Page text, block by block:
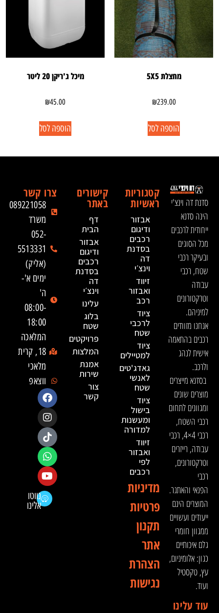
מחצלת 5X5
₪239.00
הוספה לסל
מיכל ג'ריקן 20 ליטר
₪45.00
הוספה לסל
סדנת דה וינצ'י
הינה סדנא
ייחודית לרכבים
מכל הסוגים
ובעיקר רכבי
שטח, רכבי
עבודה
וטרקטורונים
למיניהם.
אנחנו מזוודים
רכבים בהתאמה
אישית לנהג
ולרכב.
בסדנא מייצרים
מוצרים שונים
ומגוונים לתחום
רכבי השטח,
רכבי 4×4, רכבי
עבודה, רייזרים
וטרקטורונים,
רכבי
הפנאי והאתגר.
המוצרים הינם
ייעודים ועשויים
ממגוון חומרי
גלם איכותיים
כגון: אלומיניום,
עץ, טקסטיל
ועוד.
עוד עלינו
קטגוריות
ראשיות
אבזור
ודיגום
רכבים
בסדנת
דה
וינצ׳י
זיווד
ואבזור
רכב
ציוד
לרכבי
שטח
ציוד
למטיילים
גאדג'טים
לאנשי
שטח
ציוד
בישול
ומעשנות
למדורה
זיווד
ואבזור
לפי
רכבים
מדיניות
פרטיות
תקנון
אתר
הצהרת
נגישות
קישורים
באתר
דף
הבית
אבזור
ודיגום
רכבים
בסדנת
דה
וינצ׳י
עלינו
בלוג
שטח
פרויקטים
המלצות
אמנת
שירות
צור
קשר
צרו קשר
089221058
משרד
052-
5513331
(אליק)
ימים א'-
ה'
08:00-
18:00
המלאכה
18, קרית
מלאכי
ווצאפ
נווטו
אלינו